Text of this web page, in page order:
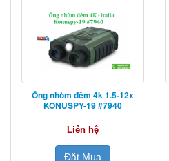
Ống nhòm đêm 4k 1.5-12x
KONUSPY-19 #7940
Liên hệ
Đặt Mua